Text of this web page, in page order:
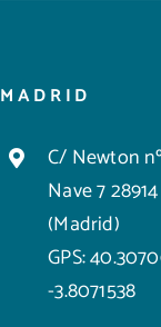
MADRID
C/ Newton
Nave 7
(Madrid)
GPS:
-3.8071538